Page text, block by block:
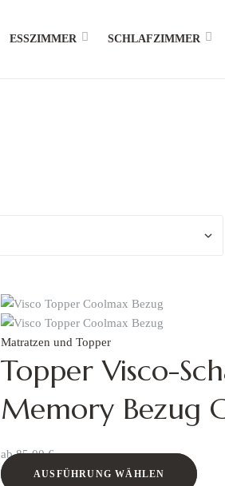
ESSZIMMER SCHLAFZIMMER
Matratzen und Topper
Topper Visco-
Memory Bezug
ab85,00€
AUSFÜHRUNG WÄHLEN